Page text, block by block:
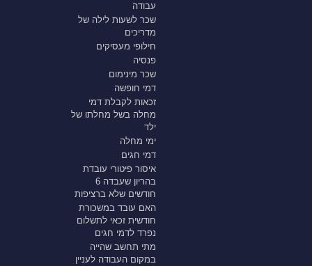
עבודה
שכר לשעות לילה של
מדריכים
חילופי מעסיקים
פנסיה
שכר מינימום
דמי חופשה
זכאות לקבלת דמי
מחלה בשל מחלתו של
ילד
ימי מחלה
דמי חגים
איסור פיטורי עובדת
בהריון שעבדה 6
חודשים שלא ברציפות
האם עובד במשכורת
חודשית זכאי לתשלום
נפרד לדמי חגים
מתי תחשב שהייה
במקום העבודה לעניין